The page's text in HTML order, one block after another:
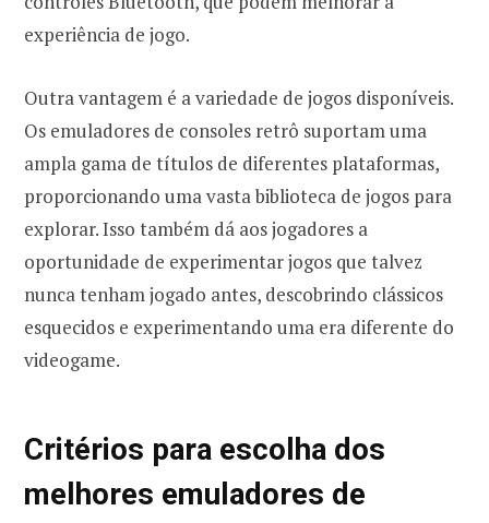
experiência de jogo.
Outra vantagem é a variedade de jogos disponíveis.
Os emuladores de consoles retrô suportam uma
ampla gama de títulos de diferentes plataformas,
proporcionando uma vasta biblioteca de jogos para
explorar. Isso também dá aos jogadores a
oportunidade de experimentar jogos que talvez
nunca tenham jogado antes, descobrindo clássicos
esquecidos e experimentando uma era diferente do
videogame.
Critérios para escolha dos
melhores emuladores de